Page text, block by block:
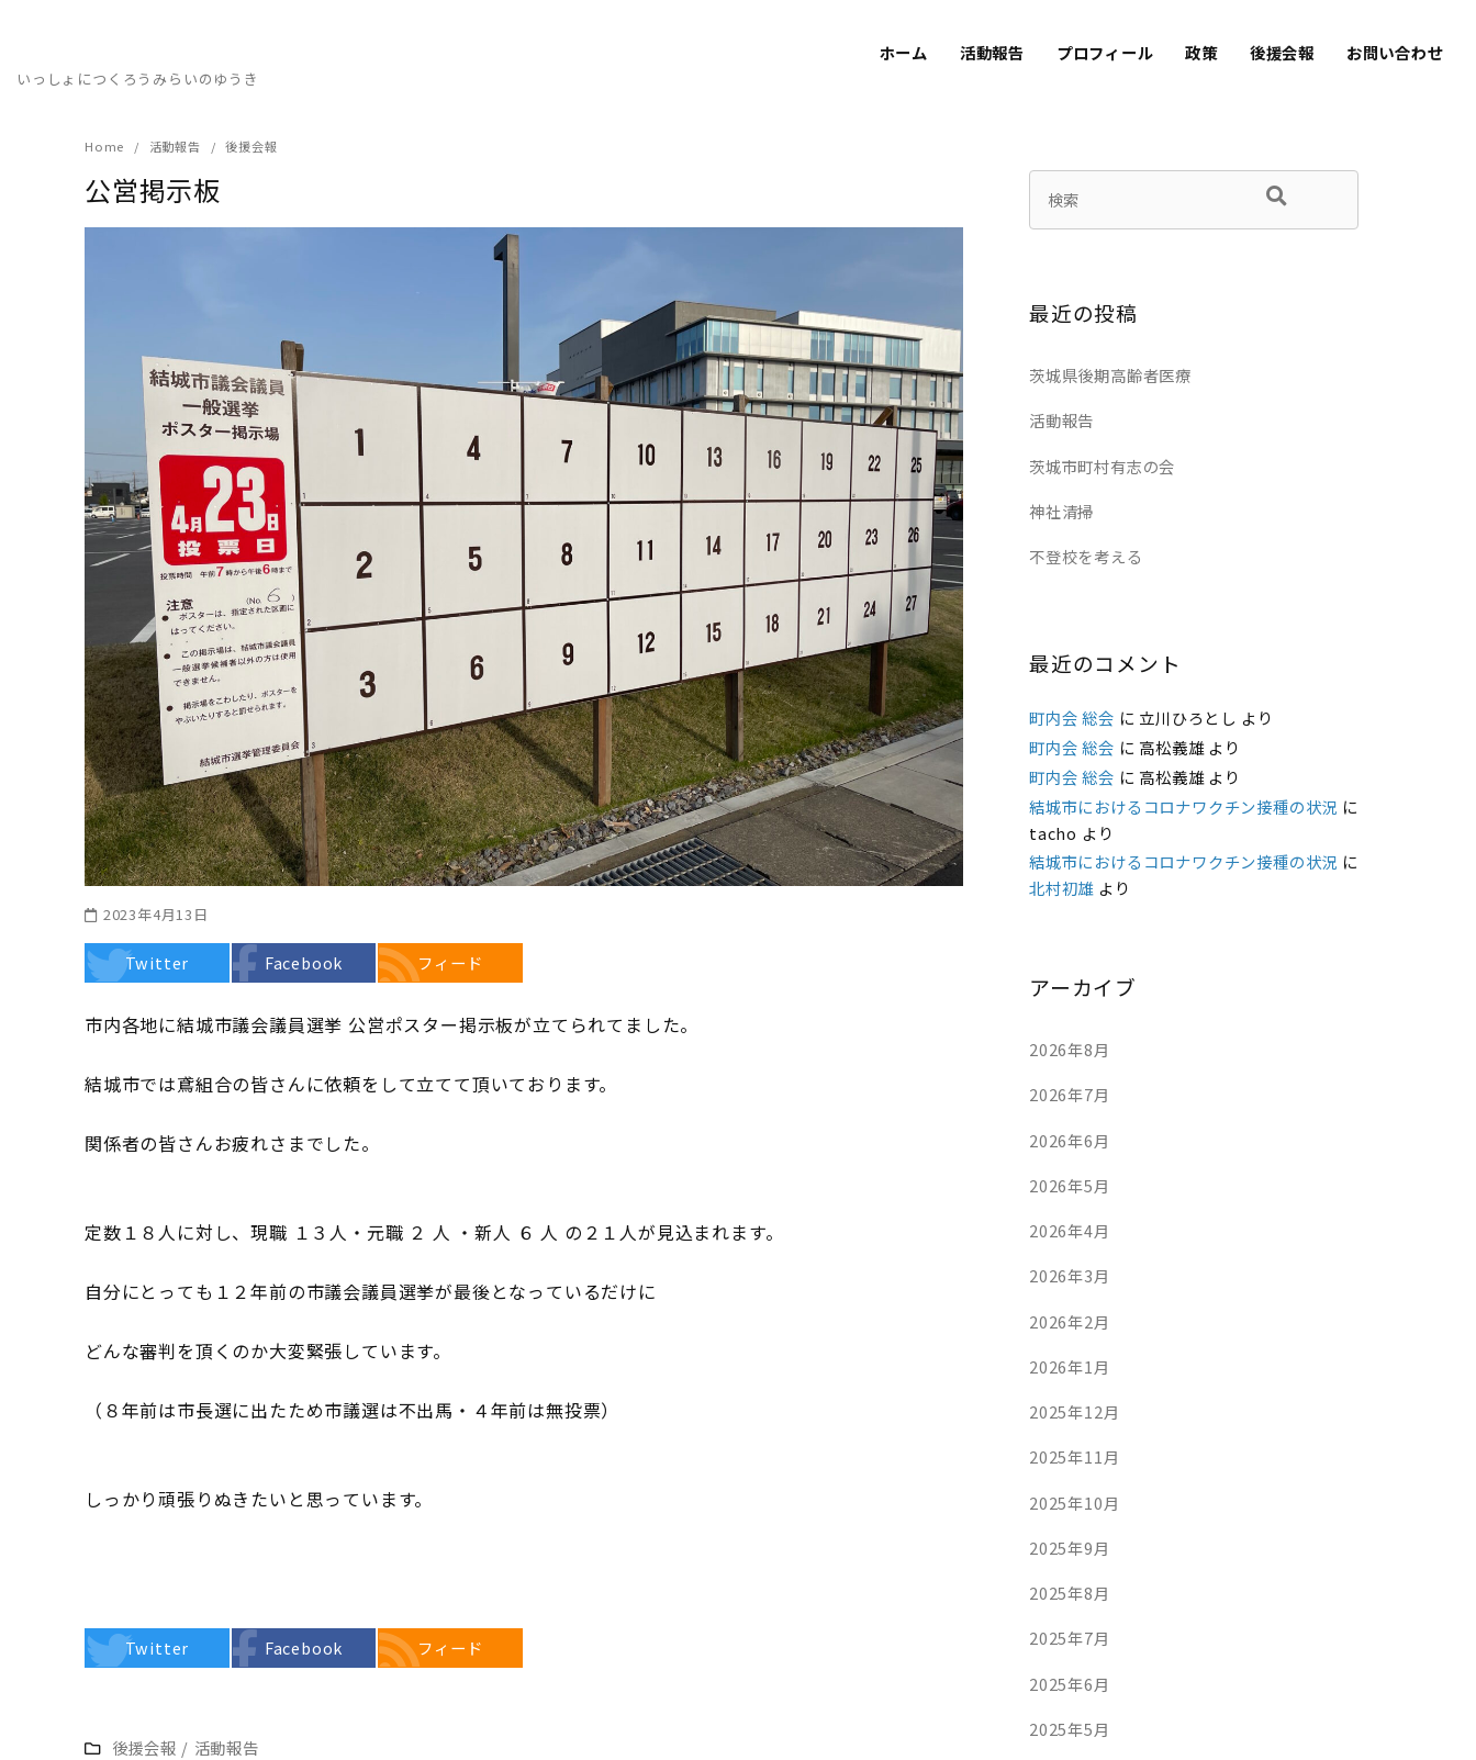
content
いっしょにつくろうみらいのゆうき
ホーム 活動報告 プロフィール 政策 後援会報 お問い合わせ
Home 活動報告 後援会報
公営掲示板
2023年4月13日
Twitter Facebook フィード
市内各地に結城市議会議員選挙 公営ポスター掲示板が立てられてました。
結城市では鳶組合の皆さんに依頼をして立てて頂いております。
関係者の皆さんお疲れさまでした。
定数１８人に対し、現職 １３人・元職 ２ 人 ・新人 ６ 人 の２１人が見込まれます。
自分にとっても１２年前の市議会議員選挙が最後となっているだけに
どんな審判を頂くのか大変緊張しています。
（８年前は市長選に出たため市議選は不出馬・４年前は無投票）
しっかり頑張りぬきたいと思っています。
Twitter Facebook フィード
後援会報 / 活動報告
最近の投稿
茨城県後期高齢者医療
活動報告
茨城市町村有志の会
神社清掃
不登校を考える
最近のコメント
町内会 総会 に 立川ひろとし より
町内会 総会 に 高松義雄より
町内会 総会 に 高松義雄より
結城市におけるコロナワクチン接種の状況 に
tacho より
結城市におけるコロナワクチン接種の状況 に
北村初雄 より
アーカイブ
2026年8月
2026年7月
2026年6月
2026年5月
2026年4月
2026年3月
2026年2月
2026年1月
2025年12月
2025年11月
2025年10月
2025年9月
2025年8月
2025年7月
2025年6月
2025年5月